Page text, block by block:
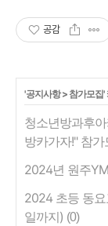
공감
'공지사항> 참가모집'
청소년방과후
방카가자!" 참가
2024년 원주
2024 초등 동
일까지) (0)